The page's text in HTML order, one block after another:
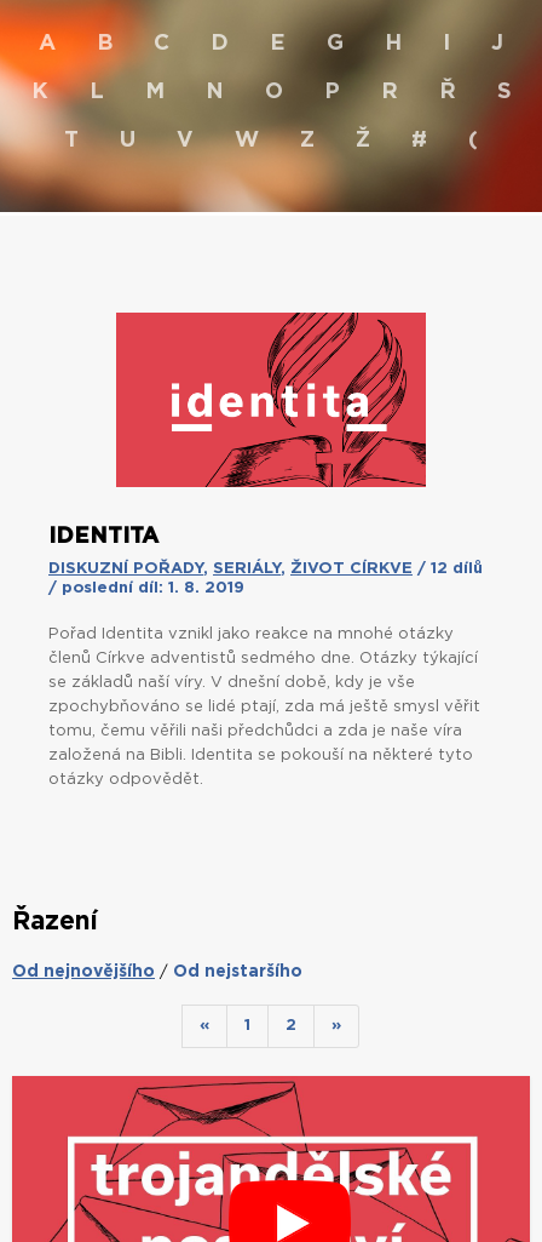
A B C D E G H J
K L M N O P R Ř S
T U V W Z Ž # (
IDENTITA
DISKUZNÍ POŘADY, SERIÁLY, ŽIVOT CÍRKVE / 12 dílů
/ poslední díl: 1. 8. 2019
Pořad Identita vznikl jako reakce na mnohé otázky
členů Církve adventistů sedmého dne. Otázky týkající
se základů naší víry. V dnešní době, kdy je vše
zpochybňováno se lidé ptají, zda má ještě smysl věřit
tomu, čemu věřili naši předchůdci a zda je naše víra
založená na Bibli. Identita se pokouší na některé tyto
otázky odpovědět.
Řazení
Od nejnovějšího / Od nejstaršího
« 1 2 »